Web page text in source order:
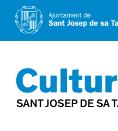
al
contingut